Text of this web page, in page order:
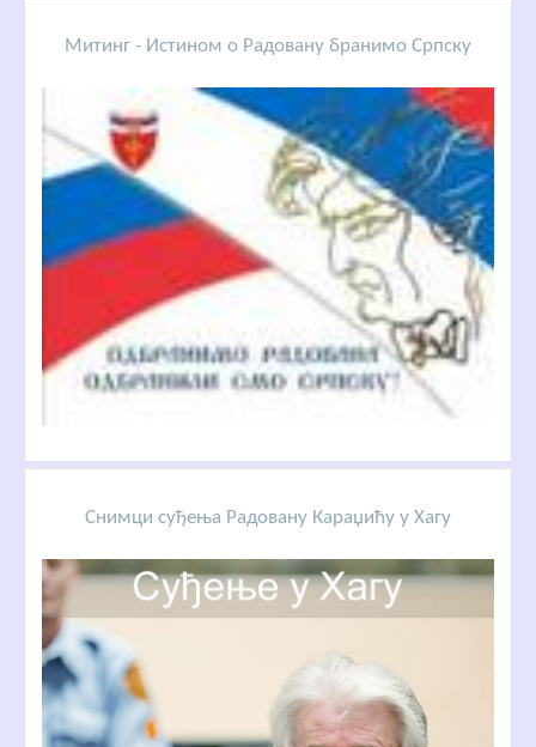
Митинг - Истином о Радовану бранимо Српску
Снимци суђења Радовану Караџићу у Хагу